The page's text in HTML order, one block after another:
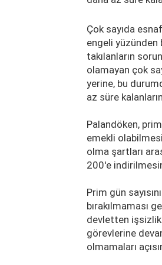
Çok sayıda
engeli yüzünden
takılanların
olamayan çok
yerine, bu
az süre
Palandöken,
emekli
olma şartları
200'e
Prim gün
bırakılmaması
devletten işsizlik
görevlerine
olmamaları